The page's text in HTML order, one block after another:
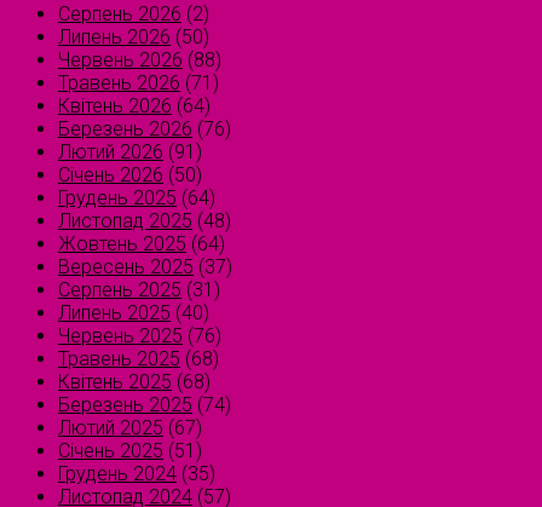
Серпень 2026 (2)
Липень 2026 (50)
Червень 2026 (88)
Травень 2026 (71)
Квітень 2026 (64)
Березень 2026 (76)
Лютий 2026 (91)
Січень 2026 (50)
Грудень 2025 (64)
Листопад 2025 (48)
Жовтень 2025 (64)
Вересень 2025 (37)
Серпень 2025 (31)
Липень 2025 (40)
Червень 2025 (76)
Травень 2025 (68)
Квітень 2025 (68)
Березень 2025 (74)
Лютий 2025 (67)
Січень 2025 (51)
Грудень 2024 (35)
Листопад 2024 (57)